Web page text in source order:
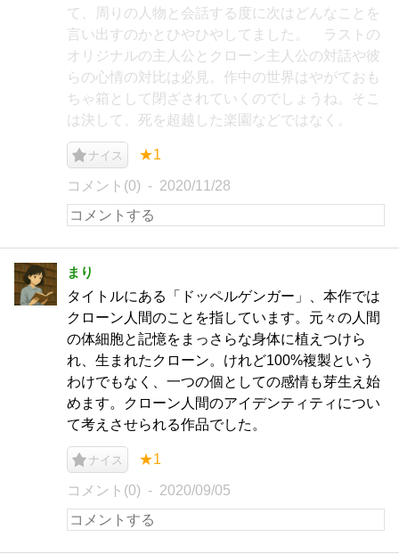
て、周りの人物と会話する度に次はどんなことを
言い出すのかとひやひやしてました。 ラストの
オリジナルの主人公とクローン主人公の対話や彼
らの心情の対比は必見。作中の世界はやがておも
ちゃ箱として閉ざされていくのでしょうね。そこ
は決して、死を超越した楽園などではなく。
ナイス ★1
コメント(0) 2020/11/28
まり
タイトルにある「ドッペルゲンガー」、本作では
クローン人間のことを指しています。元々の人間
の体細胞と記憶をまっさらな身体に植えつけら
れ、生まれたクローン。けれど100%複製という
わけでもなく、一つの個としての感情も芽生え始
めます。クローン人間のアイデンティティについ
て考えさせられる作品でした。
ナイス ★1
コメント(0) 2020/09/05